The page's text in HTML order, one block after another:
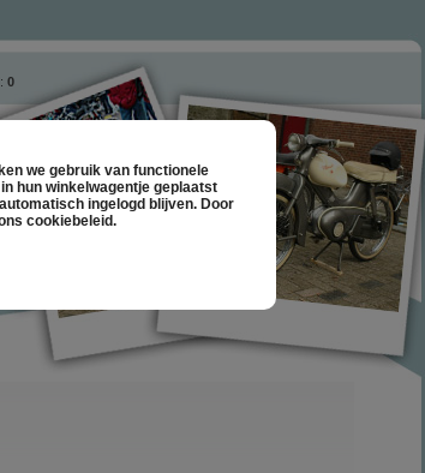
we gebruik van functionele
hun winkelwagentje geplaatst
ingelogd blijven. Door
cookiebeleid.
0